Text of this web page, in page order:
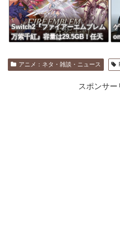
Switch2『ファイアーエムブレム
万紫千紅』容量は29.5GB！任天
アニメ：ネタ・雑談・ニュース
スポンサー